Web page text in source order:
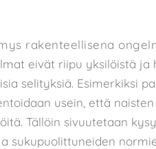
rakenteellisena
eivät riipu yksilöistä ja
selityksiä. Esimerkiksi
usein, että
Tällöin sivuutetaan
sukupuolittuneiden